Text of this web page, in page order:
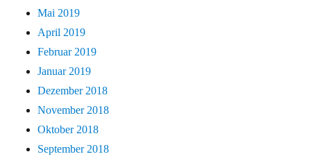
Mai 2019
April 2019
Februar 2019
Januar 2019
Dezember 2018
November 2018
Oktober 2018
September 2018